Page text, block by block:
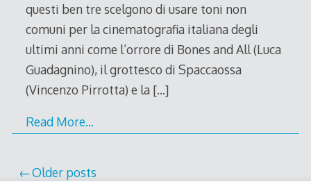
questi ben tre scelgono di usare toni non
comuni per la cinematografia italiana degli
ultimi anni come l’orrore di Bones and All (Luca
Guadagnino), il grottesco di Spaccaossa
(Vincenzo Pirrotta) e la […]
Read More…
Posts
Older posts